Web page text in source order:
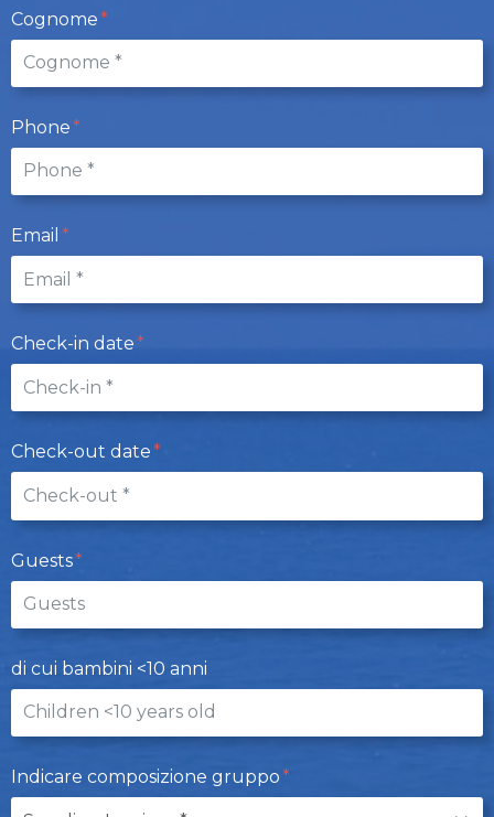
Cognome
Phone
Email
Check-in date
Check-out date
Guests
di cui bambini <10 anni
Indicare composizione gruppo